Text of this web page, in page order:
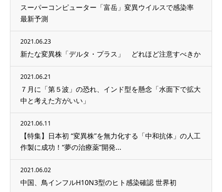
スーパーコンピューター「富岳」変異ウイルスで感染率
最新予測
2021.06.23
新たな変異株「デルタ・プラス」 どれほど注意すべきか
2021.06.21
７月に「第５波」の恐れ、インド型を懸念「水面下で拡大
中と考えた方がいい」
2021.06.11
【特集】日本初 “変異株”を無力化する「中和抗体」の人工
作製に成功！“夢の治療薬”開発...
2021.06.02
中国、鳥インフルH10N3型のヒト感染確認 世界初